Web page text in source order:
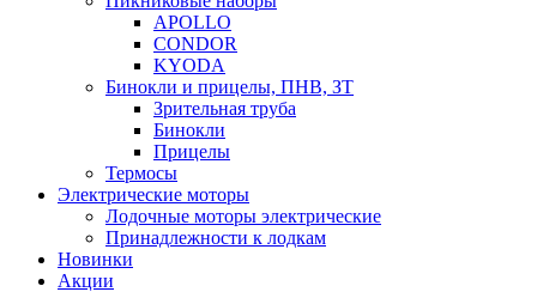
APOLLO
CONDOR
KYODA
Бинокли и прицелы, ПНВ, ЗТ
Зрительная труба
Бинокли
Прицелы
Термосы
Электрические моторы
Лодочные моторы электрические
Принадлежности к лодкам
Новинки
Акции